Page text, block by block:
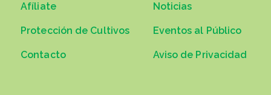
Afíliate
Protección de Cultivos
Contacto
Noticias
Eventos al Público
Aviso de Privacidad